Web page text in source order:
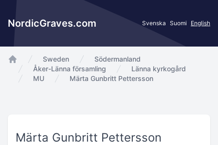
NordicGraves.com Svenska Suomi English
app.Start
Sweden
Södermanland
Åker-Länna församling
Länna kyrkogård
MU
Märta Gunbritt Pettersson
Märta Gunbritt Pettersson